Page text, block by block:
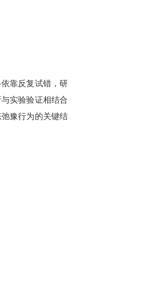
靠反复试错，研
实验验证相结合
豫行为的关键结